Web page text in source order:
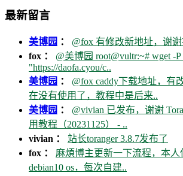
最新留言
美博园 ： @fox 有修改新地址，谢
fox ： @美博园 root@vultr:~# wget -P
"https://daofa.cyou/c..
美博园 ： @fox caddy下载地址，有
在没有使用了，教程中是后来..
美博园 ： @vivian 已发布，谢谢
用教程（20231125） - ..
vivian ： 站长toranger 3.8.7发布了
fox ： 麻煩博主更新一下流程，本人
debian10 os，每次自建..